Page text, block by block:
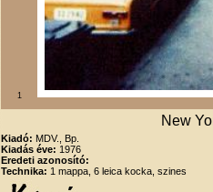
1
New
Kiadó: MDV., Bp.
Kiadás éve: 1976
Eredeti azonosító:
Technika: 1 mappa, 6 leica kocka, szines